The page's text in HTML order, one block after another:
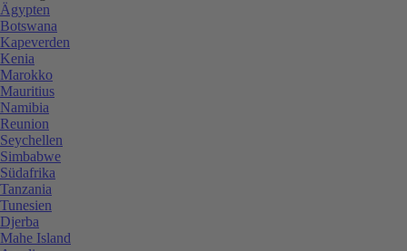
Ägypten
Botswana
Kapeverden
Kenia
Marokko
Mauritius
Namibia
Reunion
Seychellen
Simbabwe
Südafrika
Tanzania
Tunesien
Djerba
Mahe Island